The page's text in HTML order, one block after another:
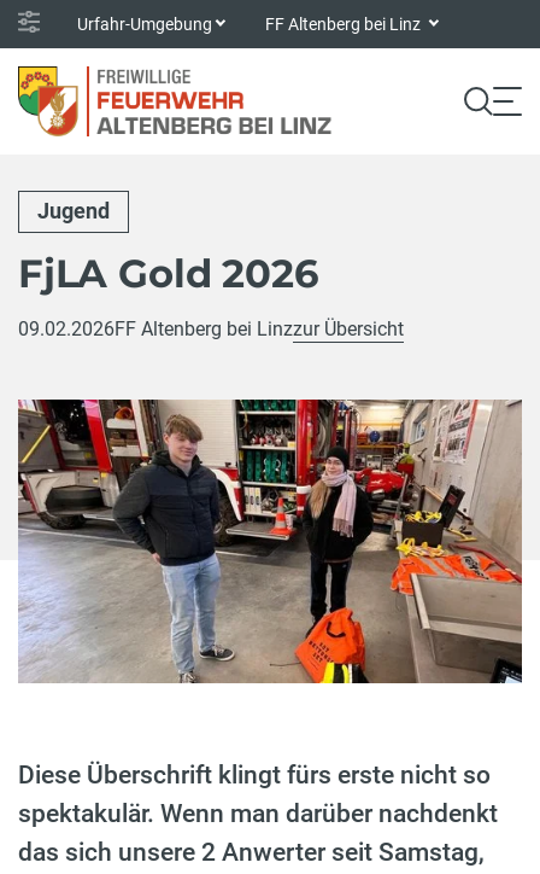
Urfahr-Umgebung FF Altenberg bei Linz
Jugend
FjLA Gold 2026
09.02.2026FF Altenberg bei Linzzur Übersicht
Diese Überschrift klingt fürs erste nicht so
spektakulär. Wenn man darüber nachdenkt
das sich unsere 2 Anwerter seit Samstag,